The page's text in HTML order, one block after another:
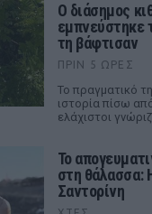
Ο διάσημος
εμπνεύστηκε
τη βάφτισαν
ΠΡΙΝ 5 ΏΡΕΣ
Το πραγματικό
ιστορία πίσω
ελάχιστοι
Το
στη θάλασσα:
Σαντορίνη